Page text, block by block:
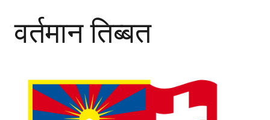
वर्तमान तिब्बत